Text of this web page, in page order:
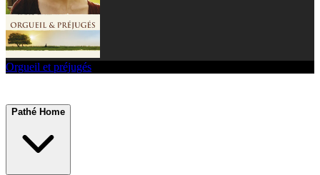
Orgueil et préjugés
Pathé Home